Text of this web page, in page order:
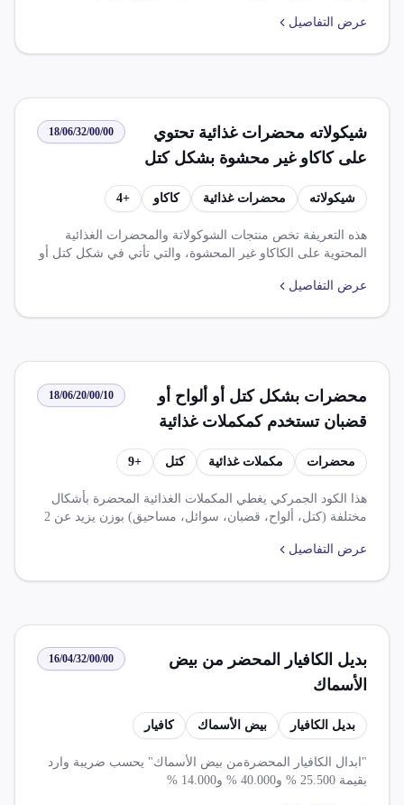
التفاح موافقة مسبقة من الحجر الزراعي وفحص من هيئة سلامة
عرض التفاصيل
شيكولاته محضرات غذائية تحتوي
على كاكاو غير محشوة بشكل كتل
ألواح قضبان وزنها لا يتجاوز 2 كجم
18/06/32/00/00
شيكولاته محضرات غذائية كاكاو +
4
هذه التعريفة تخص منتجات الشوكولاتة والمحضرات الغذائية
المحتوية على الكاكاو غير المحشوة، والتي تأتي في شكل كتل أو
عرض التفاصيل
محضرات بشكل كتل أو ألواح أو
قضبان تستخدم كمكملات غذائية
وزنها أكثر من 2 كجم أو بشكل سائل
أو معجون أو مسحوق أو حبيبات في
أوعية أو أغلفة جاهزة للتداول الفوري
وزنها أكثر من 2 كجم
18/06/20/00/10
محضرات مكملات غذائية كتل +
9
هذا الكود الجمركي يغطي المكملات الغذائية المحضرة بأشكال
مختلفة (كتل، ألواح، قضبان، سوائل، مساحيق) بوزن يزيد عن 2
بلد المنشأ، مع تطبيق تخفيضات كبيرة للدول الأوروبية وبريطانيا.
عرض التفاصيل
بديل الكافيار المحضر من بيض
الأسماك
16/04/32/00/00
بديل الكافيار بيض الأسماك كافيار
"ابدال الكافيار المحضرةمن بيض الأسماك" يحسب ضريبة وارد
بقيمة 25.500 % و40.000 % و14.000 %